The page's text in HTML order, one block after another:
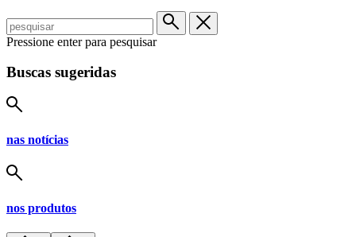
Pressione enter para pesquisar
Buscas sugeridas
nas notícias
nos produtos